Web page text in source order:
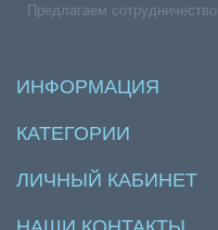
Предлагаем сотрудничество
ИНФОРМАЦИЯ
КАТЕГОРИИ
ЛИЧНЫЙ КАБИНЕТ